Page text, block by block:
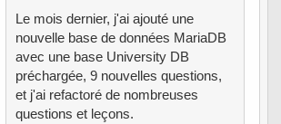
5.Noms du personnel
6.Catégories de produits
7.Obtenir la liste triée des
langues
4. Trouver le nom de famille le
plus courant parmi les
acteurs
5.Trouver tous les acteurs
4.Films où HENRY BERRY
n'a pas participé
5.Calculer la factorielle
publications
4.Identifier les bâtiments
sans laboratoire
5.Départements les plus
Le mois dernier, j'ai ajouté une
nouvelle base de données MariaDB
avec une base University DB
préchargée, 9 nouvelles questions,
et j'ai refactoré de nombreuses
questions et leçons.